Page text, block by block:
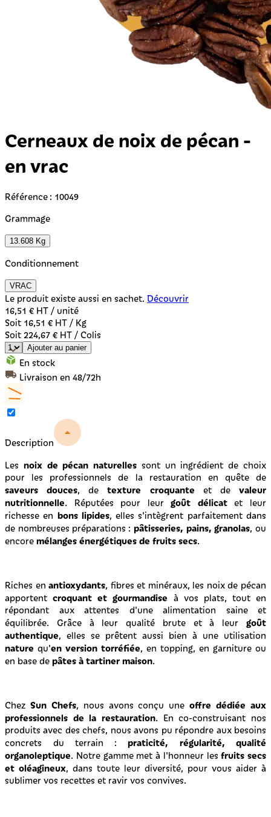
Cerneaux de noix de pécan -
en vrac
Référence : 10049
Grammage
13.608 Kg
Conditionnement
VRAC
Le produit existe aussi en sachet. Découvrir
16,51 € HT / unité
Soit 16,51 € HT / Kg
Soit 224,67 € HT / Colis
Ajouter au panier
En stock
Livraison en 48/72h
Description
Les noix de pécan naturelles sont un ingrédient de choix
pour les professionnels de la restauration en quête de
saveurs douces, detexture croquante et devaleur
nutritionnelle. Réputées pour leurgoût délicatet leur
richesse en bons lipides, elles s'intègrent parfaitement dans
de nombreuses préparations : pâtisseries, pains, granolas, ou
encore mélanges énergétiques de fruits secs.
Riches enantioxydants, fibres et minéraux, les noix de pécan
apportentcroquant et gourmandise à vos plats, tout en
répondant aux attentes d'une alimentation saine et
équilibrée. Grâce à leur qualité brute et à leur goût
authentique, elles se prêtent aussi bien à une utilisation
nature qu'en version torréfiée, en topping, en garniture ou
en base de pâtes à tartiner maison.
Chez Sun Chefs, nous avons conçu uneoffre dédiée aux
professionnels de la restauration. En co-construisant nos
produits avec des chefs, nous avons pu répondre aux besoins
concrets du terrain : praticité, régularité, qualité
organoleptique. Notre gamme met à l'honneur lesfruits secs
et oléagineux, dans toute leur diversité, pour vous aider à
sublimer vos recettes et ravir vos convives.